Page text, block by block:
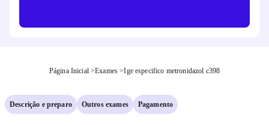
Página Inicial >Exames >Ige especifico metronidazol c398
Descrição e preparo Outros exames Pagamento